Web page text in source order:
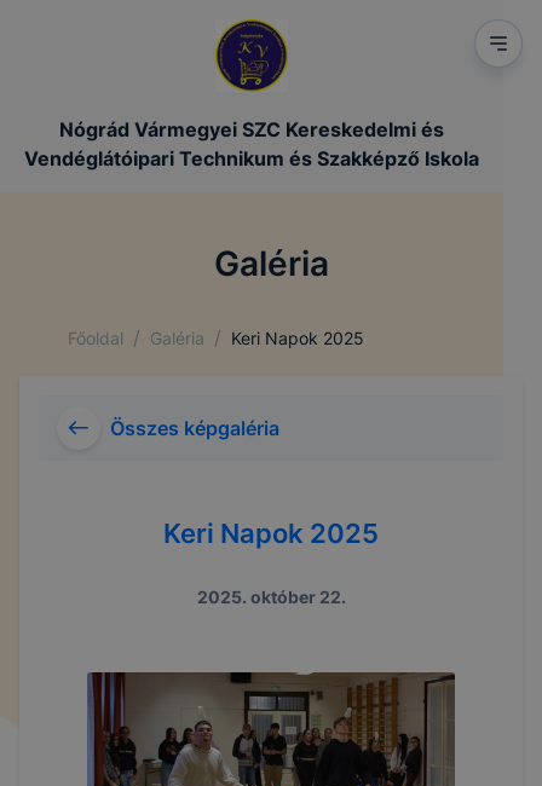
Nógrád Vármegyei SZC Kereskedelmi és
Vendéglátóipari Technikum és Szakképző Iskola
Galéria
Főoldal / Galéria / Keri Napok 2025
Összes képgaléria
Keri Napok 2025
2025. október 22.